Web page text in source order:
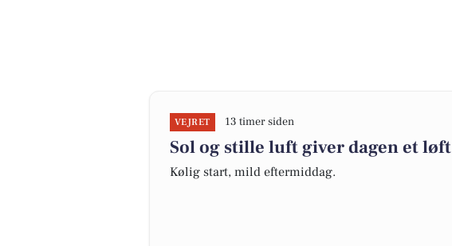
VEJRET 13 timer siden
Sol og stille luft giver dagen et løft
Kølig start, mild eftermiddag.